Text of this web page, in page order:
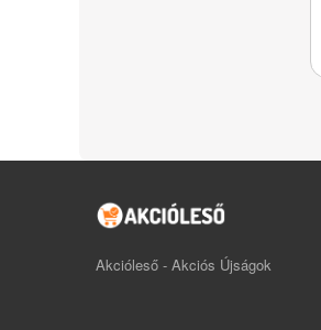
Akcióleső - Akciós Újságok